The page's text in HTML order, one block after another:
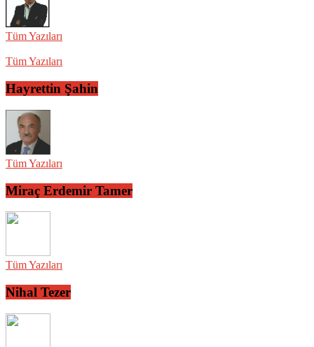
Tüm Yazıları
Tüm Yazıları
Hayrettin Şahin
Tüm Yazıları
Miraç Erdemir Tamer
Tüm Yazıları
Nihal Tezer